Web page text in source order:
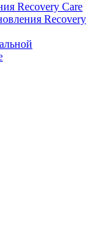
Recovery Care
Recovery